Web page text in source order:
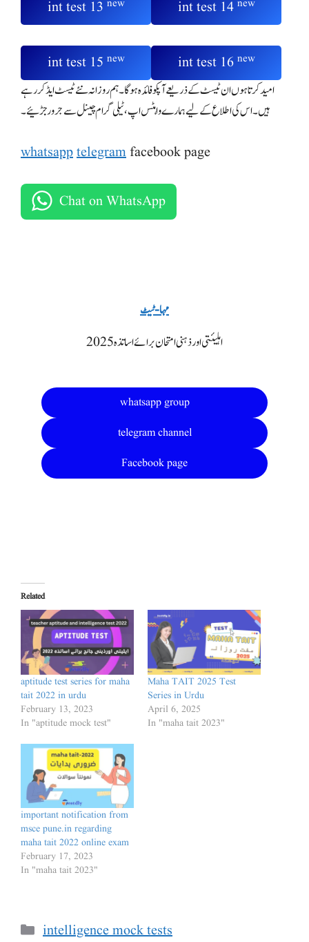
int test 13 new int test 14 new
int test 15 new int test 16 new
امید کرتا ہوں ان ٹیسٹ کے ذریعے آپکو فائدہ ہوگا۔ ہم روزانہ نئے ٹیسٹ ایڈ کر رہے
ہیں۔ اس کی اطلاع کے لیے ہمارے واہٹس اپ ، ٹیلی گرام چینل سے جرور جڑئیے۔
whatsapptelegramfacebook page
Chat on WhatsApp
مہا-ٹیٹ
2025اہلیئتی اور ذہنی امتحان برائے اساتذہ
whatsapp group
telegram channel
Facebook page
Related
aptitude test series for maha
tait 2022 in urdu
February 13, 2023
In "aptitude mock test"
Maha TAIT 2025 Test
Series in Urdu
April 6, 2025
In "maha tait 2023"
important notification from
msce pune.in regarding
maha tait 2022 online exam
February 17, 2023
In "maha tait 2023"
Categories
intelligence mock tests